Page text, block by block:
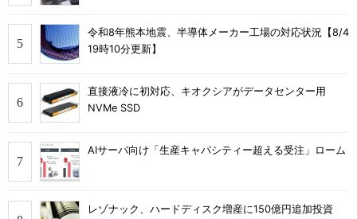
令和8年熊本地震、半導体メーカー工場の対応状況【8/4
19時10分更新】
直接液冷に初対応、キオクシアがデータセンター用
NVMe SSD
AIサーバ向け「生産キャパシティー超える受注」ローム
レゾナック、ハードディスク増産に150億円追加投資